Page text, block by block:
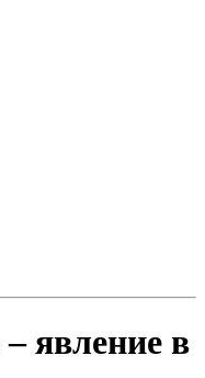
явление в